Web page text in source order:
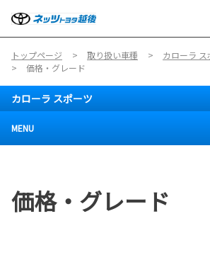
トップページ 取り扱い車種
カローラ ス
価格・グレード
カローラ スポーツ
MENU
価格・グレード